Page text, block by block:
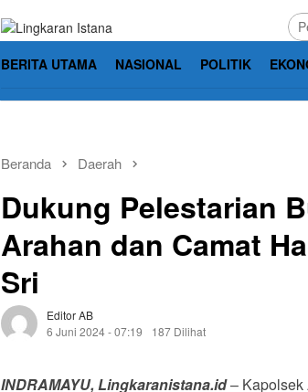
BERITA UTAMA NASIONAL POLITIK
Beranda Daerah
Dukung Pelestarian
Arahan dan Camat
Sri
Editor AB
6 Juni 2024 - 07:19
187 Dilihat
INDRAMAYU, Lingkaranistana.id– Kapolsek